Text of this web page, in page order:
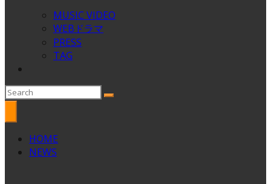
MUSIC VIDEO
WEBドラマ
PRESS
TAG
HOME
NEWS